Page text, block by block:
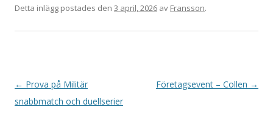
Detta inlägg postades den 3 april, 2026 av Fransson.
I
n
← Prova på Militär
snabbmatch och duellserier
Företagsevent – Collen →